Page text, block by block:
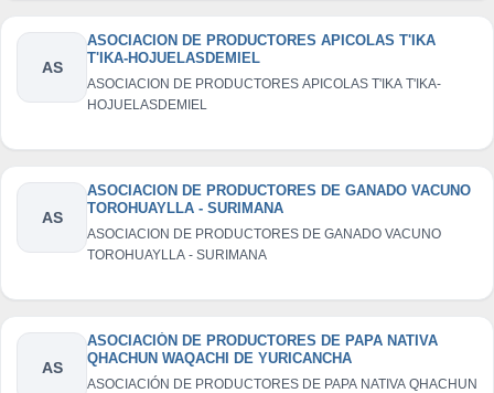
AS
ASOCIACION DE PRODUCTORES APICOLAS T'IKA
T'IKA-HOJUELASDEMIEL
ASOCIACION DE PRODUCTORES APICOLAS T'IKA T'IKA-
HOJUELASDEMIEL
AS
ASOCIACION DE PRODUCTORES DE GANADO VACUNO
TOROHUAYLLA - SURIMANA
ASOCIACION DE PRODUCTORES DE GANADO VACUNO
TOROHUAYLLA - SURIMANA
AS
ASOCIACIÓN DE PRODUCTORES DE PAPA NATIVA
QHACHUN WAQACHI DE YURICANCHA
ASOCIACIÓN DE PRODUCTORES DE PAPA NATIVA QHACHUN